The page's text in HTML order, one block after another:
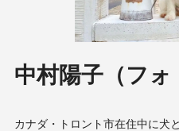
中村陽子（フォ
カナダ・トロント市在住中に犬